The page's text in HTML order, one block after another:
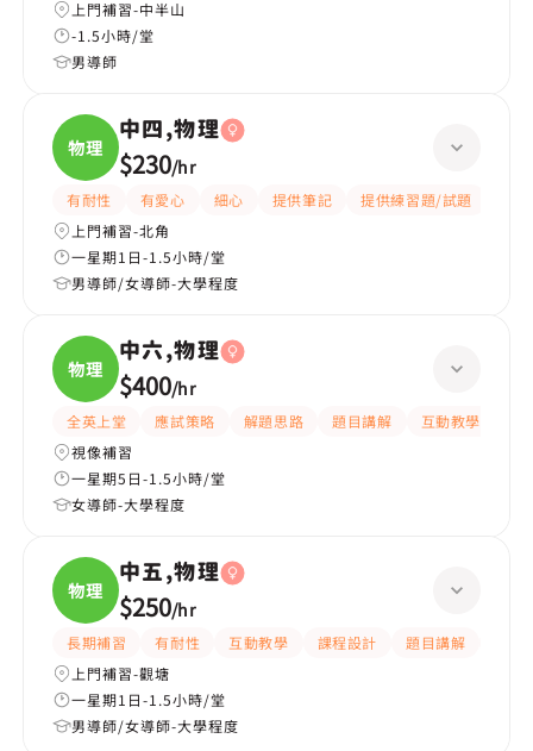
上門補習-中半山
-1.5小時/堂
男導師
物理
中四,物理
$230/hr
有耐性 有愛心 細心 提供筆記 提供練習題/試題
上門補習-北角
一星期1日-1.5小時/堂
男導師/女導師-大學程度
物理
中六,物理
$400/hr
全英上堂 應試策略 解題思路 題目講解 互動教學
視像補習
一星期5日-1.5小時/堂
女導師-大學程度
物理
中五,物理
$250/hr
長期補習 有耐性 互動教學 課程設計 題目講解
上門補習-觀塘
一星期1日-1.5小時/堂
男導師/女導師-大學程度